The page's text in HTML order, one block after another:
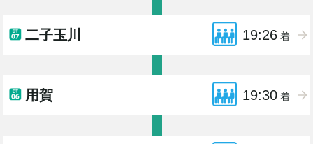
二子玉川 19:26 着
用賀 19:30 着